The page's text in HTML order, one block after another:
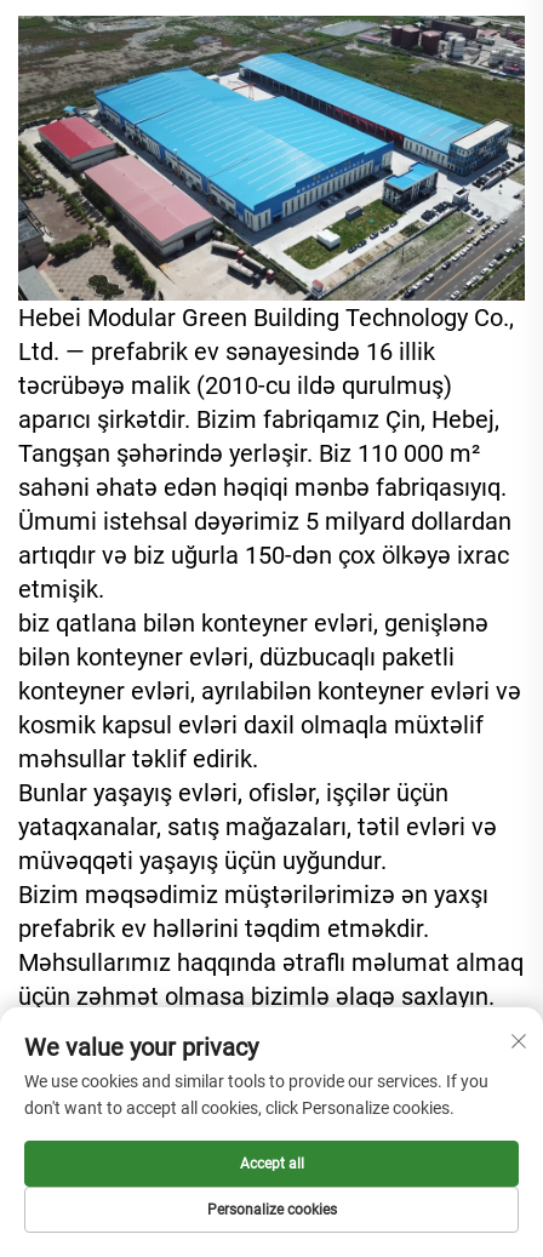
Hebei Modular Green Building Technology Co.,
Ltd. — prefabrik ev sənayesində 16 illik
təcrübəyə malik (2010-cu ildə qurulmuş)
aparıcı şirkətdir. Bizim fabriqamız Çin, Hebej,
Tangşan şəhərində yerləşir. Biz 110 000 m²
sahəni əhatə edən həqiqi mənbə fabriqasıyıq.
Ümumi istehsal dəyərimiz 5 milyard dollardan
artıqdır və biz uğurla 150-dən çox ölkəyə ixrac
etmişik.
biz qatlana bilən konteyner evləri, genişlənə
bilən konteyner evləri, düzbucaqlı paketli
konteyner evləri, ayrılabilən konteyner evləri və
kosmik kapsul evləri daxil olmaqla müxtəlif
məhsullar təklif edirik.
Bunlar yaşayış evləri, ofislər, işçilər üçün
yataqxanalar, satış mağazaları, tətil evləri və
müvəqqəti yaşayış üçün uyğundur.
Bizim məqsədimiz müştərilərimizə ən yaxşı
prefabrik ev həllərini təqdim etməkdir.
Məhsullarımız haqqında ətraflı məlumat almaq
üçün zəhmət olmasa bizimlə əlaqə saxlayın.
ƏLAQƏLİ MƏHSULLAR
We value your privacy
We use cookies and similar tools to provide our services. If you
don't want to accept all cookies, click Personalize cookies.
Personalize cookies
Accept all